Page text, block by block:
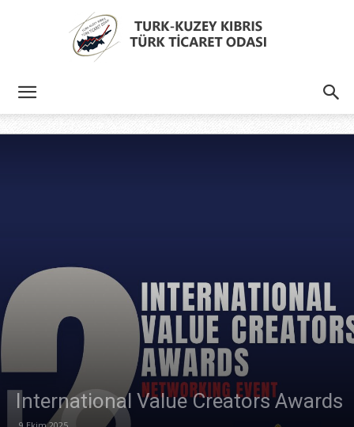
Ticaret
Odası
International Value Creators Awards